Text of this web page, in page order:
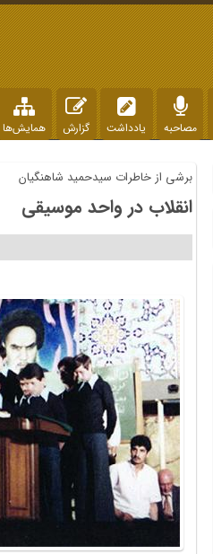
مصاحبه یادداشت گزارش همایش‌ها
برشی از خاطرات سیدحمید شاهنگیان
انقلاب در واحد موسیقی